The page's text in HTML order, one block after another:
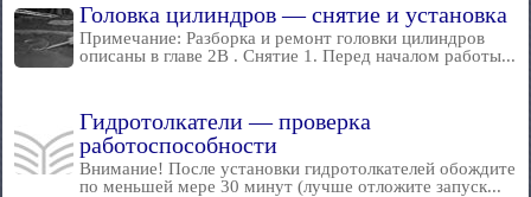
Головка цилиндров — снятие и установка
Примечание: Разборка и ремонт головки цилиндров
описаны в главе 2В . Снятие 1. Перед началом работы...
Гидротолкатели — проверка
работоспособности
Внимание! После установки гидротолкателей обождите
по меньшей мере 30 минут (лучше отложите запуск...